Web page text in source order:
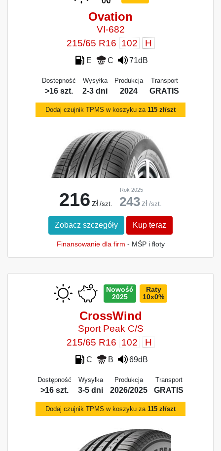
Ovation
VI-682
215/65 R16 102 H
E C 71dB
Dostępność
>16 szt.
Wysyłka
2-3 dni
Produkcja
2024
Transport
GRATIS
Dodaj czujnik TPMS w koszyku za 115 zł/szt
216 zł /szt.
Rok 2025
243 zł /szt.
Zobacz szczegóły Kup teraz
Finansowanie dla firm - MŚP i floty
Nowość
2025
Raty
10x0%
CrossWind
Sport Peak C/S
215/65 R16 102 H
C B 69dB
Dostępność
>16 szt.
Wysyłka
3-5 dni
Produkcja
2026/2025
Transport
GRATIS
Dodaj czujnik TPMS w koszyku za 115 zł/szt